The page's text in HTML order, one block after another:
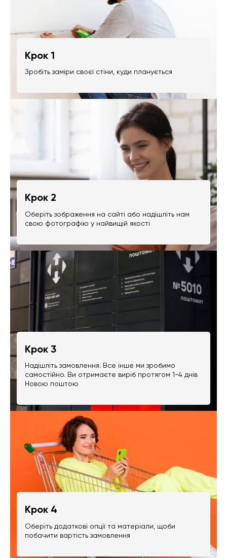
Крок 1
Зробіть заміри своєї стіни, куди планується
Крок 2
Оберіть зображення на сайті або надішліть нам
свою фотографію у найвищій якості
Крок 3
Надішліть замовлення. Все інше ми зробимо
самостійно. Ви отримаєте виріб протягом 1-4 днів
Новою поштою
Крок 4
Оберіть додаткові опції та матеріали, щоби
побачити вартість замовлення